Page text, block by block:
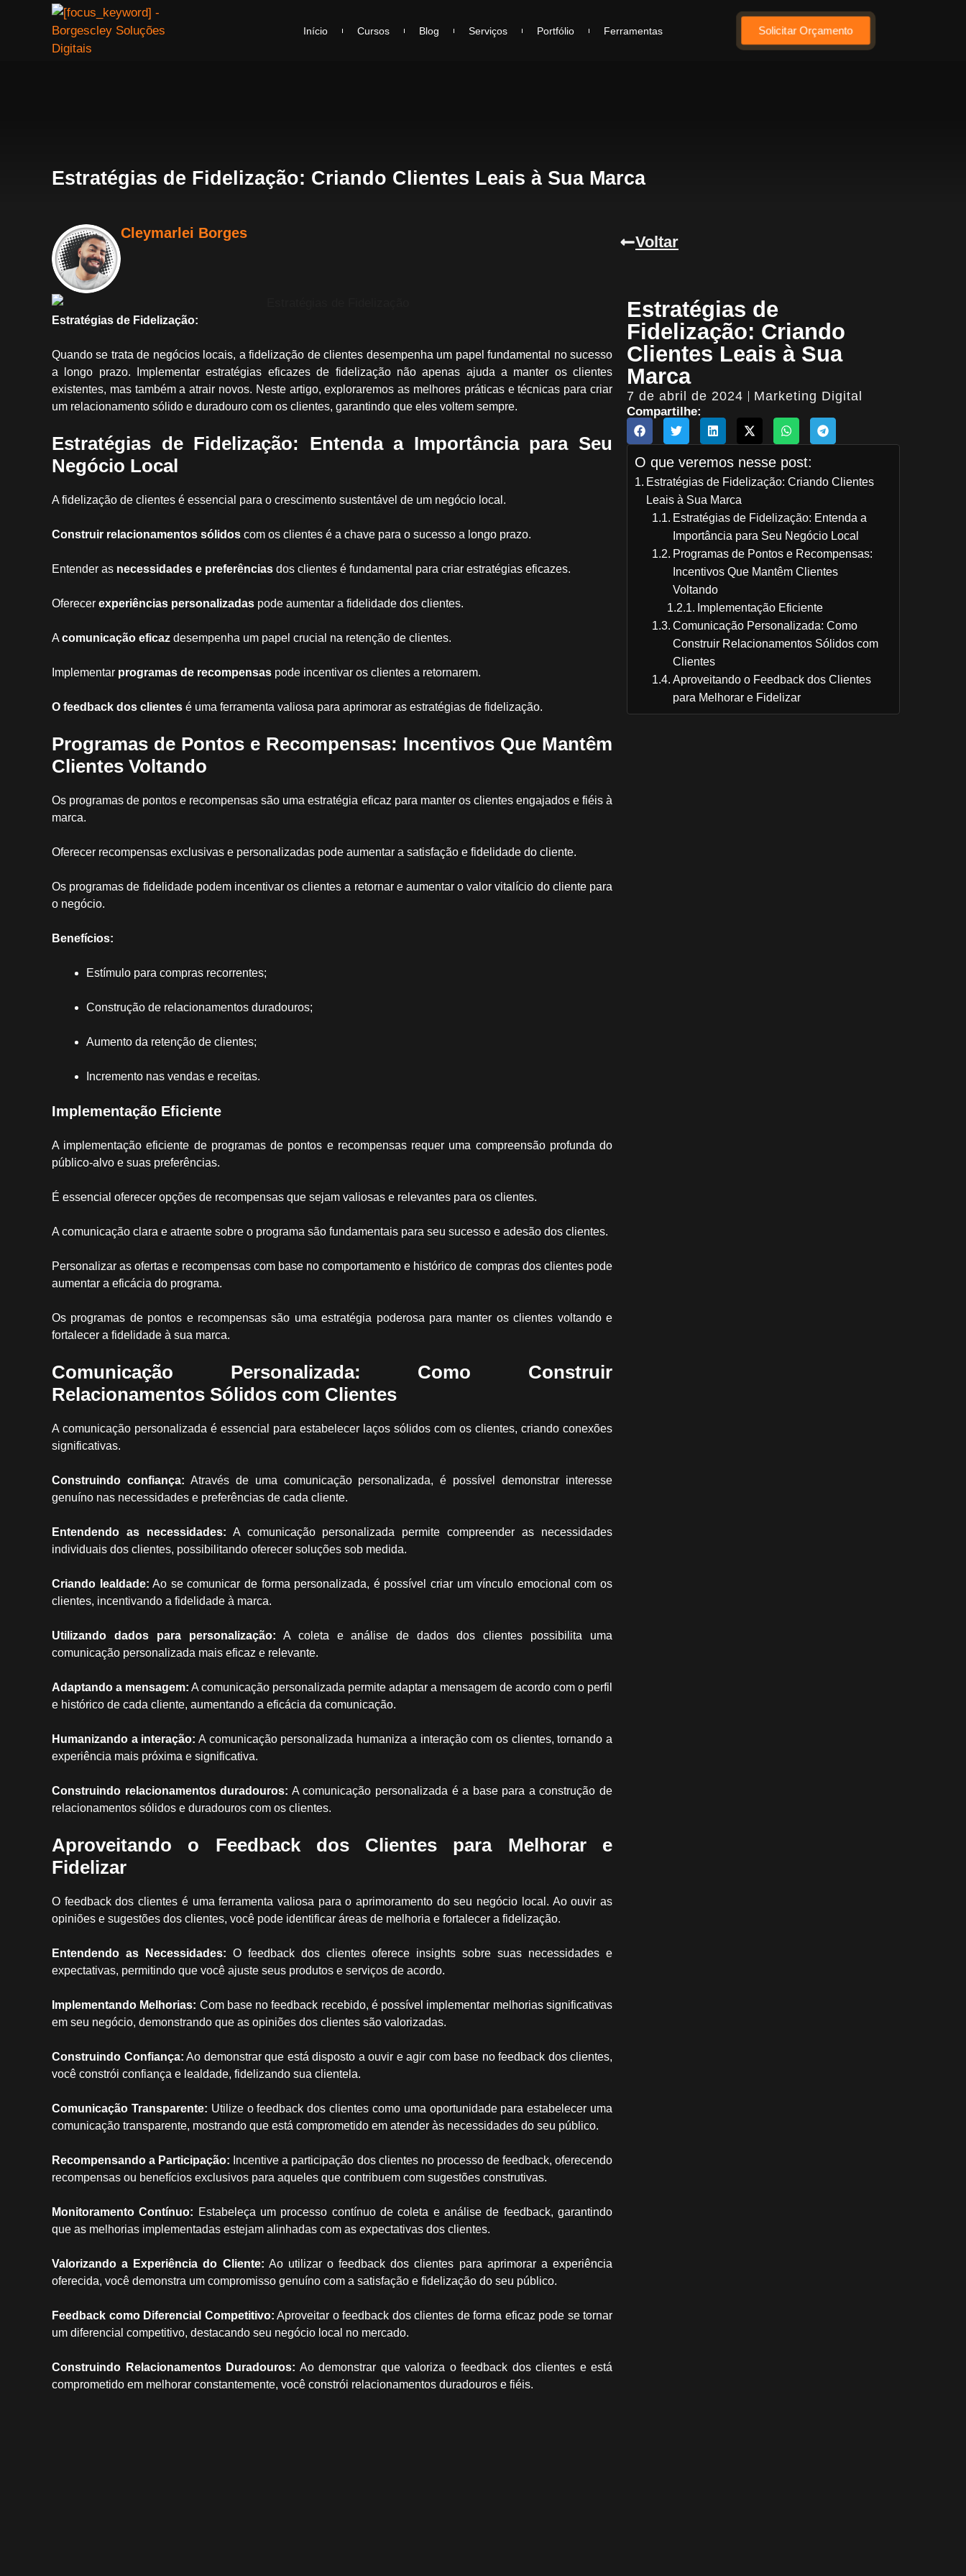
Início Cursos Blog Serviços Portfólio Ferramentas Solicitar Orçamento
Estratégias de Fidelização: Criando Clientes Leais à Sua Marca
Cleymarlei Borges
Estratégias de Fidelização:
Quando se trata de negócios locais, a fidelização de clientes desempenha um papel fundamental no sucesso
a longo prazo. Implementar estratégias eficazes de fidelização não apenas ajuda a manter os clientes
existentes, mas também a atrair novos. Neste artigo, exploraremos as melhores práticas e técnicas para criar
um relacionamento sólido e duradouro com os clientes, garantindo que eles voltem sempre.
Estratégias de Fidelização: Entenda a Importância para Seu
Negócio Local
A fidelização de clientes é essencial para o crescimento sustentável de um negócio local.
Construir relacionamentos sólidos com os clientes é a chave para o sucesso a longo prazo.
Entender as necessidades e preferências dos clientes é fundamental para criar estratégias eficazes.
Oferecer experiências personalizadas pode aumentar a fidelidade dos clientes.
A comunicação eficaz desempenha um papel crucial na retenção de clientes.
Implementar programas de recompensas pode incentivar os clientes a retornarem.
O feedback dos clientes é uma ferramenta valiosa para aprimorar as estratégias de fidelização.
Programas de Pontos e Recompensas: Incentivos Que Mantêm
Clientes Voltando
Os programas de pontos e recompensas são uma estratégia eficaz para manter os clientes engajados e fiéis à
marca.
Oferecer recompensas exclusivas e personalizadas pode aumentar a satisfação e fidelidade do cliente.
Os programas de fidelidade podem incentivar os clientes a retornar e aumentar o valor vitalício do cliente para
o negócio.
Benefícios:
Estímulo para compras recorrentes;
Construção de relacionamentos duradouros;
Aumento da retenção de clientes;
Incremento nas vendas e receitas.
Implementação Eficiente
A implementação eficiente de programas de pontos e recompensas requer uma compreensão profunda do
público-alvo e suas preferências.
É essencial oferecer opções de recompensas que sejam valiosas e relevantes para os clientes.
A comunicação clara e atraente sobre o programa são fundamentais para seu sucesso e adesão dos clientes.
Personalizar as ofertas e recompensas com base no comportamento e histórico de compras dos clientes pode
aumentar a eficácia do programa.
Os programas de pontos e recompensas são uma estratégia poderosa para manter os clientes voltando e
fortalecer a fidelidade à sua marca.
Comunicação Personalizada: Como Construir
Relacionamentos Sólidos com Clientes
A comunicação personalizada é essencial para estabelecer laços sólidos com os clientes, criando conexões
significativas.
Construindo confiança: Através de uma comunicação personalizada, é possível demonstrar interesse
genuíno nas necessidades e preferências de cada cliente.
Entendendo as necessidades: A comunicação personalizada permite compreender as necessidades
individuais dos clientes, possibilitando oferecer soluções sob medida.
Criando lealdade: Ao se comunicar de forma personalizada, é possível criar um vínculo emocional com os
clientes, incentivando a fidelidade à marca.
Utilizando dados para personalização: A coleta e análise de dados dos clientes possibilita uma
comunicação personalizada mais eficaz e relevante.
Adaptando a mensagem: A comunicação personalizada permite adaptar a mensagem de acordo com o perfil
e histórico de cada cliente, aumentando a eficácia da comunicação.
Humanizando a interação: A comunicação personalizada humaniza a interação com os clientes, tornando a
experiência mais próxima e significativa.
Construindo relacionamentos duradouros: A comunicação personalizada é a base para a construção de
relacionamentos sólidos e duradouros com os clientes.
Aproveitando o Feedback dos Clientes para Melhorar e
Fidelizar
O feedback dos clientes é uma ferramenta valiosa para o aprimoramento do seu negócio local. Ao ouvir as
opiniões e sugestões dos clientes, você pode identificar áreas de melhoria e fortalecer a fidelização.
Entendendo as Necessidades: O feedback dos clientes oferece insights sobre suas necessidades e
expectativas, permitindo que você ajuste seus produtos e serviços de acordo.
Implementando Melhorias: Com base no feedback recebido, é possível implementar melhorias significativas
em seu negócio, demonstrando que as opiniões dos clientes são valorizadas.
Construindo Confiança: Ao demonstrar que está disposto a ouvir e agir com base no feedback dos clientes,
você constrói confiança e lealdade, fidelizando sua clientela.
Comunicação Transparente: Utilize o feedback dos clientes como uma oportunidade para estabelecer uma
comunicação transparente, mostrando que está comprometido em atender às necessidades do seu público.
Recompensando a Participação: Incentive a participação dos clientes no processo de feedback, oferecendo
recompensas ou benefícios exclusivos para aqueles que contribuem com sugestões construtivas.
Monitoramento Contínuo: Estabeleça um processo contínuo de coleta e análise de feedback, garantindo
que as melhorias implementadas estejam alinhadas com as expectativas dos clientes.
Valorizando a Experiência do Cliente: Ao utilizar o feedback dos clientes para aprimorar a experiência
oferecida, você demonstra um compromisso genuíno com a satisfação e fidelização do seu público.
Feedback como Diferencial Competitivo: Aproveitar o feedback dos clientes de forma eficaz pode se tornar
um diferencial competitivo, destacando seu negócio local no mercado.
Construindo Relacionamentos Duradouros: Ao demonstrar que valoriza o feedback dos clientes e está
comprometido em melhorar constantemente, você constrói relacionamentos duradouros e fiéis.
Voltar
Estratégias de
Fidelização: Criando
Clientes Leais à Sua
Marca
7 de abril de 2024 Marketing Digital
Compartilhe:
O que veremos nesse post:
Estratégias de Fidelização: Criando Clientes
Leais à Sua Marca
Estratégias de Fidelização: Entenda a
Importância para Seu Negócio Local
Programas de Pontos e Recompensas:
Incentivos Que Mantêm Clientes
Voltando
Implementação Eficiente
Comunicação Personalizada: Como
Construir Relacionamentos Sólidos com
Clientes
Aproveitando o Feedback dos Clientes
para Melhorar e Fidelizar